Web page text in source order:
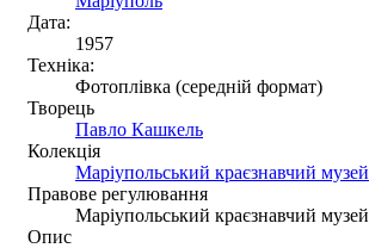
Дата:
1957
Техніка:
Фотоплівка (середній формат)
Творець
Павло Кашкель
Колекція
Маріупольський краєзнавчий музей
Правове регулювання
Маріупольський краєзнавчий музей
Опис